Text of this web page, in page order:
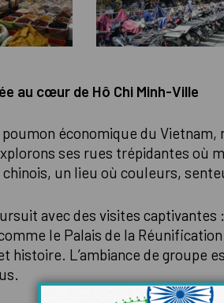
au cœur de Hô Chi Minh-Ville
économique du
ses rues trépidantes où
un lieu où couleurs,
avec des visites
le Palais de la
histoire. L’ambiance de groupe